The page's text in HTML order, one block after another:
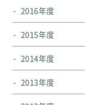
2016年度
2015年度
2014年度
2013年度